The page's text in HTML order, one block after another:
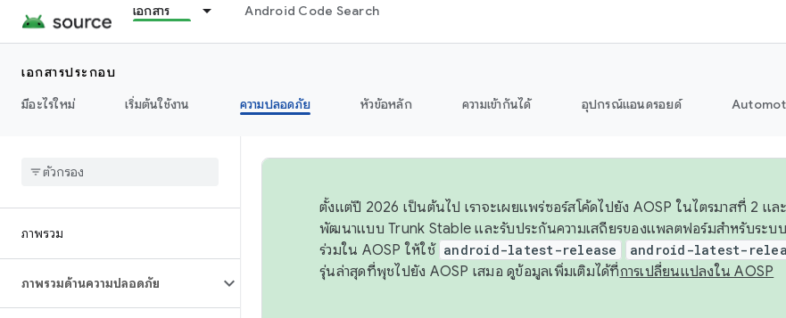
เอกสาร Android Code Search
เอกสารประกอบ
มีอะไรใหม่
เริ่มต้นใช้งาน ความปลอดภัย หัวข้อหลัก ความเข้ากันได้ อุปกรณ์แอนดรอยด์
ภาพรวม
ภาพรวมด้านความปลอดภัย
ตั้งแต่ปี 2026 เป็นต้นไป เราจะเผยแพร่ซอร์สโค้ดไปยัง AOSP ในไตรมาสที่ 2 แล
พัฒนาแบบ Trunk Stable และรับประกันความเสถียรของแพลตฟอร์มสำหรับระบบ
ร่วมใน AOSP ให้ใช้ android-latest-release android-latest-
รุ่นล่าสุดที่พุชไปยัง AOSP เสมอ ดูข้อมูลเพิ่มเติมได้ที่การเปลี่ยนแปลงใน AOSP